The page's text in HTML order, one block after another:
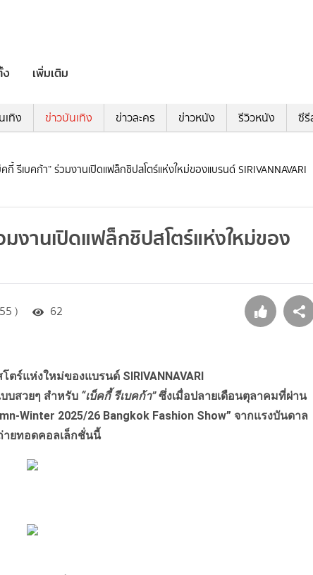
เพิ่มเติม
เทิง ข่าวบันเทิง ข่าวละคร ข่าวหนัง รีวิวหนัง ซีรี
กี้ รีเบคก้า” ร่วมงานเปิดแฟล็กชิปสโตร์แห่งใหม่ของแบรนด์ SIRIVANNAVARI
มงานเปิดแฟล็กชิปสโตร์แห่งใหม่ของ
) 62
ร์แห่งใหม่ของแบรนด์ SIRIVANNAVARI
บสวยๆ สำหรับ “เบ็คกี้ รีเบคก้า”ซึ่งเมื่อปลายเดือนตุลาคมที่ผ่าน
Winter 2025/26 Bangkok Fashion Show” จากแรงบันดาล
ายทอดคอลเล็กชั่นนี้